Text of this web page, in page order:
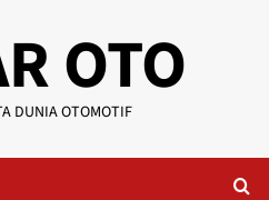
OTO
DUNIA OTOMOTIF